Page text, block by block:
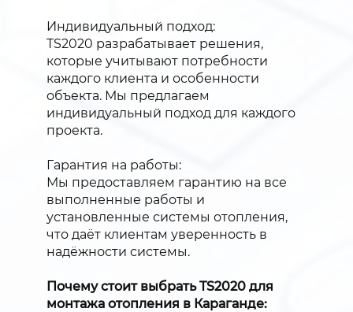
Индивидуальный подход:
TS2020 разрабатывает решения,
которые учитывают потребности
каждого клиента и особенности
объекта. Мы предлагаем
индивидуальный подход для каждого
проекта.
Гарантия на работы:
Мы предоставляем гарантию на все
выполненные работы и
установленные системы отопления,
что даёт клиентам уверенность в
надёжности системы.
Почему стоит выбрать TS2020 для
монтажа отопления в Караганде: